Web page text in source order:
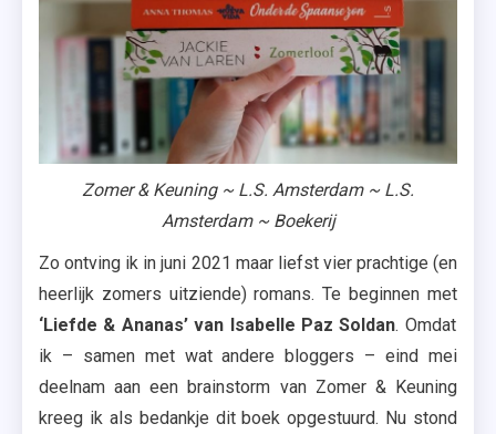
,
Xander
Uitgevers
Zomer
&
Keuning
Zomer & Keuning ~ L.S. Amsterdam ~ L.S.
Amsterdam ~ Boekerij
Zo ontving ik in juni 2021 maar liefst vier prachtige (en
heerlijk zomers uitziende) romans. Te beginnen met
‘Liefde & Ananas’ van Isabelle Paz Soldan. Omdat
ik – samen met wat andere bloggers – eind mei
deelnam aan een brainstorm van Zomer & Keuning
kreeg ik als bedankje dit boek opgestuurd. Nu stond